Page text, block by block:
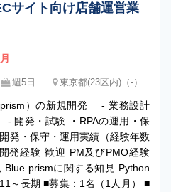
サイト向け店舗運営業
週5日 東京都(23区内)（-）
prism）の新規開発 - 業務設計
開発・試験 ・RPAの運用・保
発・保守・運用実績（経験年数
発経験 歓迎 PM及びPMO経験
prismに関する知見 Python
～長期 ■募集：1名（1人月） ■